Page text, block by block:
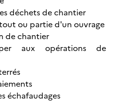
déchets de chantier
ou partie d'un ouvrage
de chantier
aux opérations de
échafaudages